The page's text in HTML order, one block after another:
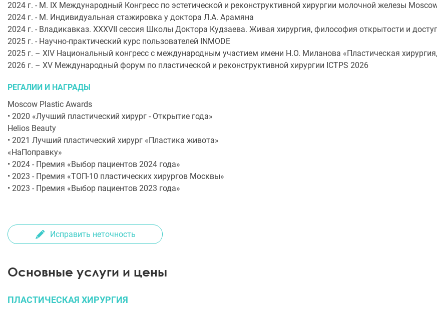
2024 г. - М. IX Международный Конгресс по эстетической и реконструктивной хирургии молочной железы
2024 г. - М. Индивидуальная стажировка у доктора Л.А. Арамяна
2024 г. - Владикавказ. XXXVII сессия Школы Доктора Кудзаева. Живая хирургия, философия открытости и
2025 г. - Научно-практический курс пользователей INMODE
2025 г. – XIV Национальный конгресс с международным участием имени Н.О. Миланова «Пластическая
2026 г. – XV Международный форум по пластической и реконструктивной хирургии ICTPS 2026
РЕГАЛИИ И НАГРАДЫ
Moscow Plastic Awards
• 2020 «Лучший пластический хирург - Открытие года»
Helios Beauty
• 2021 Лучший пластический хирург «Пластика живота»
«НаПоправку»
• 2024 - Премия «Выбор пациентов 2024 года»
• 2023 - Премия «ТОП-10 пластических хирургов Москвы»
• 2023 - Премия «Выбор пациентов 2023 года»
Исправить неточность
Основные услуги и цены
ПЛАСТИЧЕСКАЯ ХИРУРГИЯ